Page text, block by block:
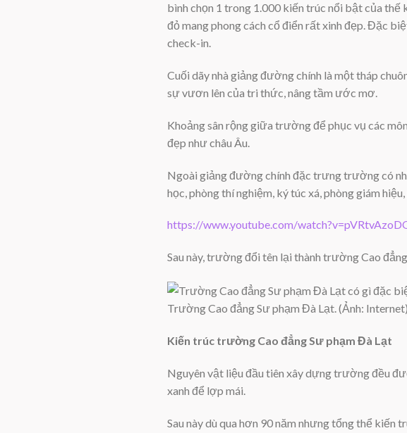
bình chọn 1 trong 1.000 kiến trúc nổi bật của
đỏ mang phong cách cổ điển rất xinh đẹp. Đặc
check-in.
Cuối dãy nhà giảng đường chính là một tháp
sự vươn lên của tri thức, nâng tầm ước mơ.
Khoảng sân rộng giữa trường để phục vụ các
đẹp như châu Âu.
Ngoài giảng đường chính đặc trưng trường có
học, phòng thí nghiệm, ký túc xá, phòng giám hiệu,
https://www.youtube.com/
Sau này, trường đổi tên lại thành trường Cao
Trường Cao đẳng Sư phạm Đà Lạt. (Ảnh: Internet)
Kiến trúc trường Cao đẳng Sư phạm Đà Lạt
Nguyên vật liệu đầu tiên xây dựng trường đều
xanh để lợp mái.
Sau này dù qua hơn 90 năm nhưng tổng thể